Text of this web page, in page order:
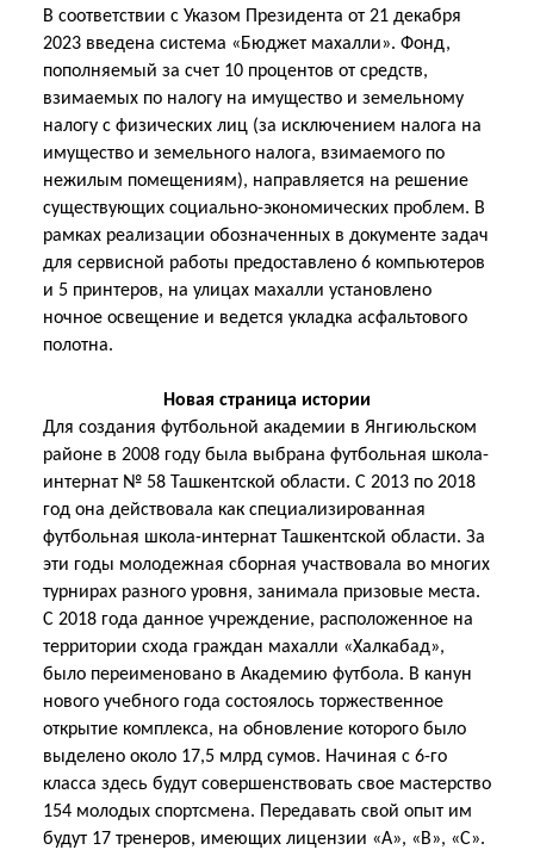
В соответствии с Указом Президента от 21 декабря
2023 введена система «Бюджет махалли». Фонд,
пополняемый за счет 10 процентов от средств,
взимаемых по налогу на имущество и земельному
налогу с физических лиц (за исключением налога на
имущество и земельного налога, взимаемого по
нежилым помещениям), направляется на решение
существующих социально-экономических проблем. В
рамках реализации обозначенных в документе задач
для сервисной работы предоставлено 6 компьютеров
и 5 принтеров, на улицах махалли установлено
ночное освещение и ведется укладка асфальтового
полотна.
Новая страница истории
Для создания футбольной академии в Янгиюльском
районе в 2008 году была выбрана футбольная школа-
интернат № 58 Ташкентской области. С 2013 по 2018
год она действовала как специализированная
футбольная школа-интернат Ташкентской области. За
эти годы молодежная сборная участвовала во многих
турнирах разного уровня, занимала призовые места.
С 2018 года данное учреждение, расположенное на
территории схода граждан махалли «Халкабад»,
было переименовано в Академию футбола. В канун
нового учебного года состоялось торжественное
открытие комплекса, на обновление которого было
выделено около 17,5 млрд сумов. Начиная с 6-го
класса здесь будут совершенствовать свое мастерство
154 молодых спортсмена. Передавать свой опыт им
будут 17 тренеров, имеющих лицензии «A», «B», «C».